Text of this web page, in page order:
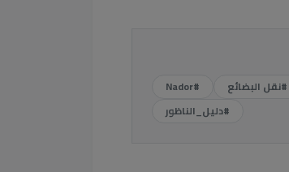
#نقل البضائع
#Nador
#دليل_الناظور